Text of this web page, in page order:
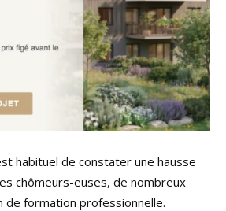
habituel de constater une hausse
chômeurs-euses, de nombreux
de formation professionnelle.